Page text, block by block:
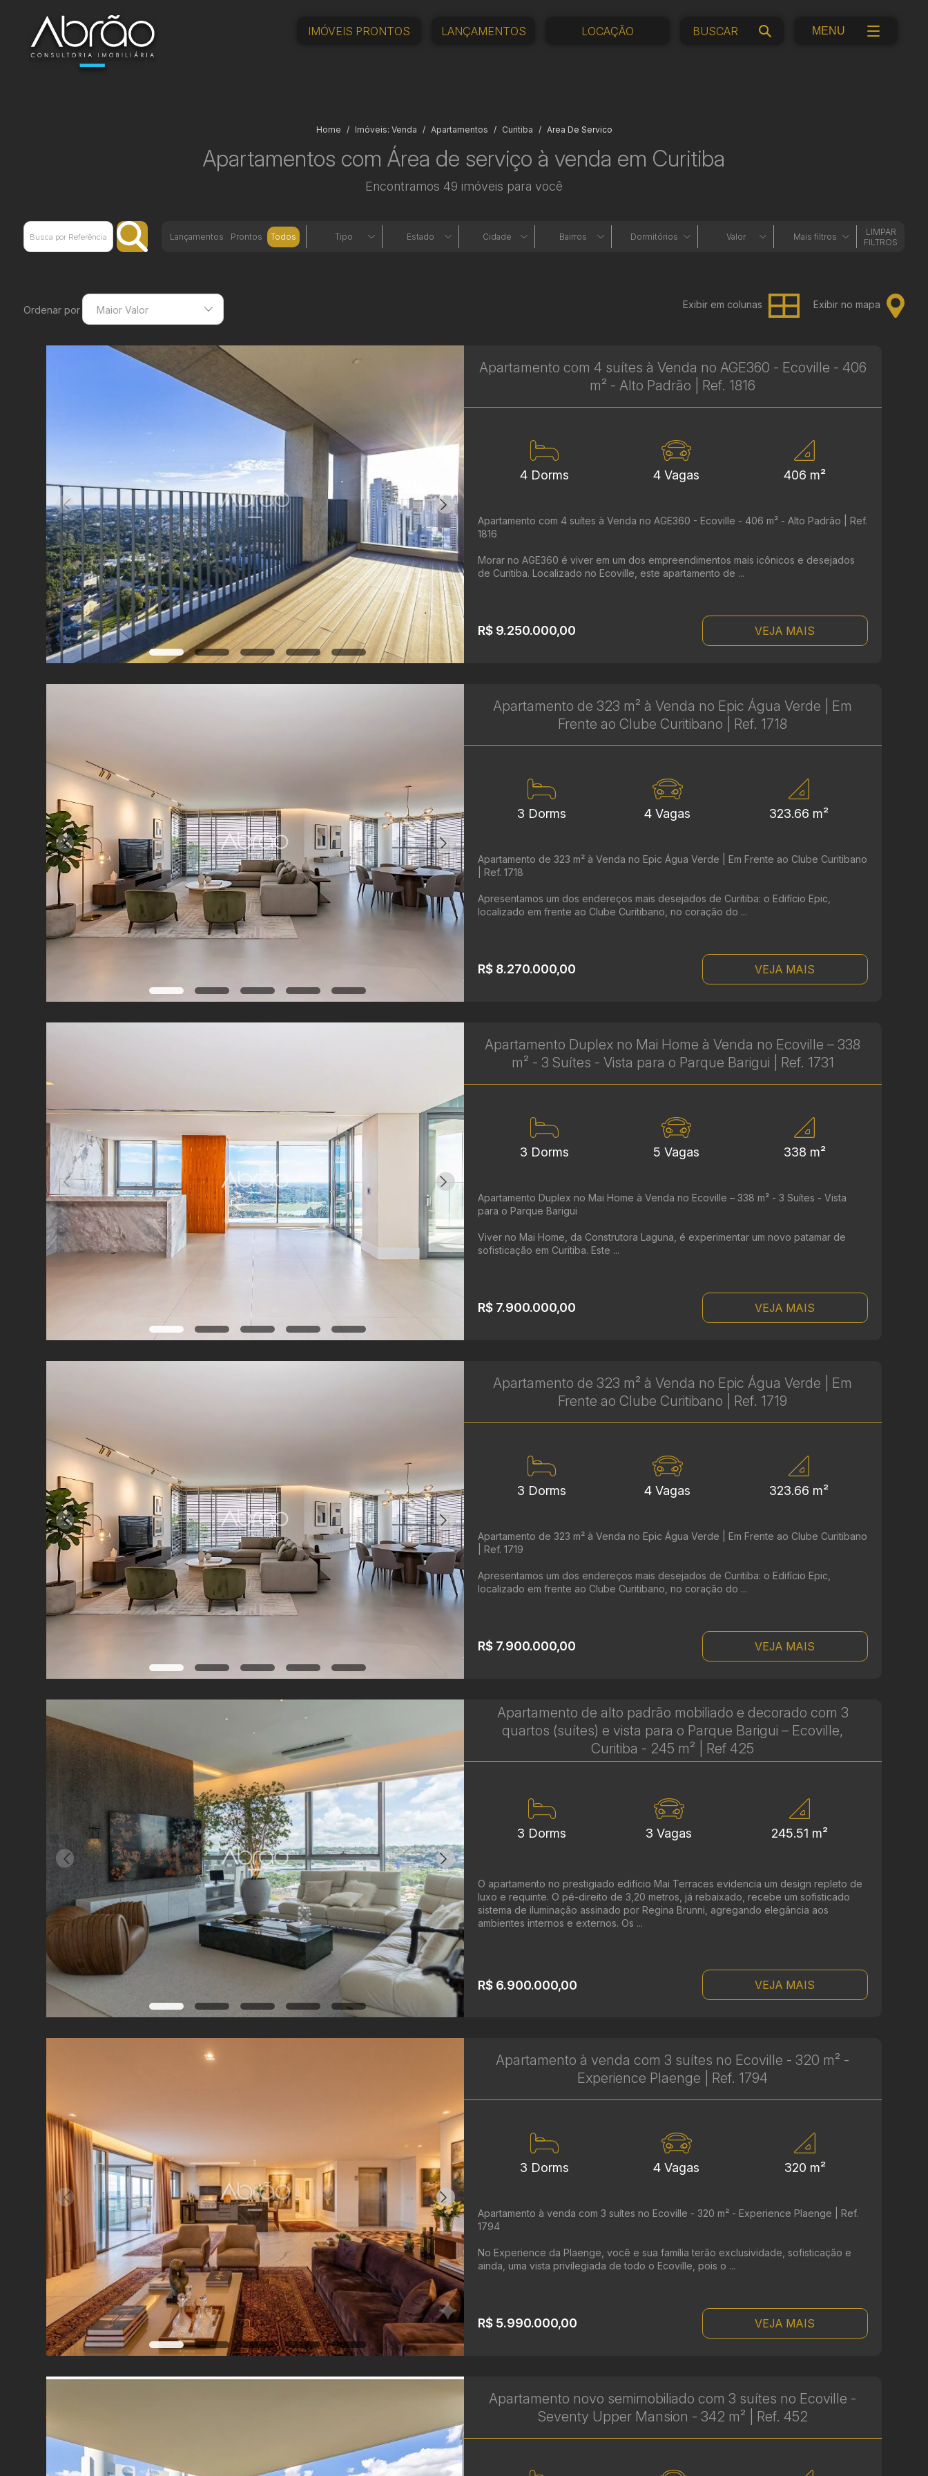
IMÓVEIS PRONTOS LANÇAMENTOS LOCAÇÃO MENU
Home Imóveis: Venda Apartamentos Curitiba Area De Servico
Apartamentos com Área de serviço à venda em Curitiba
Encontramos 49 imóveis para você
Lançamentos Prontos Todos Tipo Estado Cidade Bairros Dormitórios Valor Mais filtros
LIMPAR
FILTROS
Ordenar por Maior Valor
Maior Valor
Menor Área
Exibir em colunas Exibir no mapa
Apartamento com 4 suítes à Venda no AGE360 - Ecoville - 406
m² - Alto Padrão | Ref. 1816
4 Dorms 4 Vagas 406 m²
Apartamento com 4 suítes à Venda no AGE360 - Ecoville - 406 m² - Alto Padrão | Ref.
1816
Morar no AGE360 é viver em um dos empreendimentos mais icônicos e desejados
de Curitiba. Localizado no Ecoville, este apartamento de ...
R$ 9.250.000,00 VEJA MAIS
Apartamento de 323 m² à Venda no Epic Água Verde | Em
Frente ao Clube Curitibano | Ref. 1718
3 Dorms 4 Vagas 323.66 m²
Apartamento de 323 m² à Venda no Epic Água Verde | Em Frente ao Clube Curitibano
| Ref. 1718
Apresentamos um dos endereços mais desejados de Curitiba: o Edifício Epic,
localizado em frente ao Clube Curitibano, no coração do ...
R$ 8.270.000,00 VEJA MAIS
Apartamento Duplex no Mai Home à Venda no Ecoville – 338
m² - 3 Suítes - Vista para o Parque Barigui | Ref. 1731
3 Dorms 5 Vagas 338 m²
Apartamento Duplex no Mai Home à Venda no Ecoville – 338 m² - 3 Suítes - Vista
para o Parque Barigui
Viver no Mai Home, da Construtora Laguna, é experimentar um novo patamar de
sofisticação em Curitiba. Este ...
R$ 7.900.000,00 VEJA MAIS
Apartamento de 323 m² à Venda no Epic Água Verde | Em
Frente ao Clube Curitibano | Ref. 1719
3 Dorms 4 Vagas 323.66 m²
Apartamento de 323 m² à Venda no Epic Água Verde | Em Frente ao Clube Curitibano
| Ref. 1719
Apresentamos um dos endereços mais desejados de Curitiba: o Edifício Epic,
localizado em frente ao Clube Curitibano, no coração do ...
R$ 7.900.000,00 VEJA MAIS
Apartamento de alto padrão mobiliado e decorado com 3
quartos (suítes) e vista para o Parque Barigui – Ecoville,
Curitiba - 245 m² | Ref 425
3 Dorms 3 Vagas 245.51 m²
O apartamento no prestigiado edifício Mai Terraces evidencia um design repleto de
luxo e requinte. O pé-direito de 3,20 metros, já rebaixado, recebe um sofisticado
sistema de iluminação assinado por Regina Brunni, agregando elegância aos
ambientes internos e externos. Os ...
R$ 6.900.000,00 VEJA MAIS
Apartamento à venda com 3 suítes no Ecoville - 320 m² -
Experience Plaenge | Ref. 1794
3 Dorms 4 Vagas 320 m²
Apartamento à venda com 3 suítes no Ecoville - 320 m² - Experience Plaenge | Ref.
1794
No Experience da Plaenge, você e sua família terão exclusividade, sofisticação e
ainda, uma vista privilegiada de todo o Ecoville, pois o ...
R$ 5.990.000,00 VEJA MAIS
Apartamento novo semimobiliado com 3 suítes no Ecoville -
Seventy Upper Mansion - 342 m² | Ref. 452